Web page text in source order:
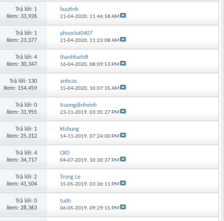
Trả lời: 1
Xem: 33,926
huutinh
21-04-2020, 11:46:58 AM
Trả lời: 1
Xem: 23,377
phuocloi0407
21-04-2020, 11:23:08 AM
Trả lời: 4
Xem: 30,347
thanhhaitdt
16-04-2020,08:09:53 PM
Trả lời: 130
Xem: 154,459
anhcos
15-04-2020, 10:07:35 AM
Trả lời: 0
Xem: 31,955
truongdinhvinh
23-11-2019,03:35:27 PM
Trả lời: 1
Xem: 25,312
ktshung
14-11-2019,07:24:00 PM
Trả lời: 4
Xem: 34,717
CKD
04-07-2019, 10:30:37 PM
Trả lời: 2
Xem: 41,504
Trung Le
15-05-2019,03:36:11 PM
Trả lời: 0
Xem: 28,363
tudn
06-05-2019,09:29:15 PM